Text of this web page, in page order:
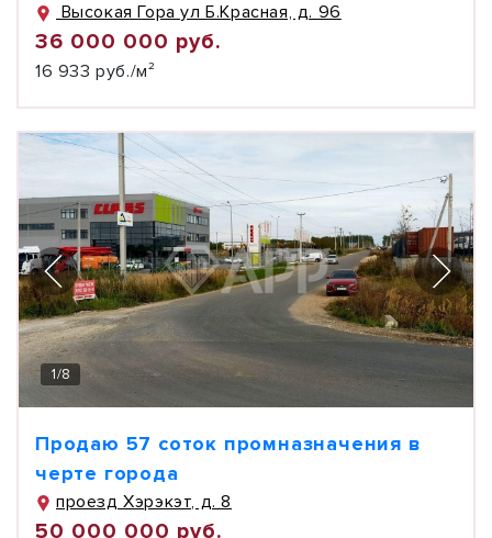
Высокая Гора ул Б.Красная, д. 96
36 000 000 руб.
16 933 руб./м²
1/8
Продаю 57 соток промназначения в
черте города
проезд Хэрэкэт, д. 8
50 000 000 руб.